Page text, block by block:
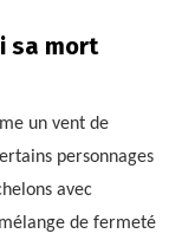
sa mort
un vent de
personnages
avec
de fermeté